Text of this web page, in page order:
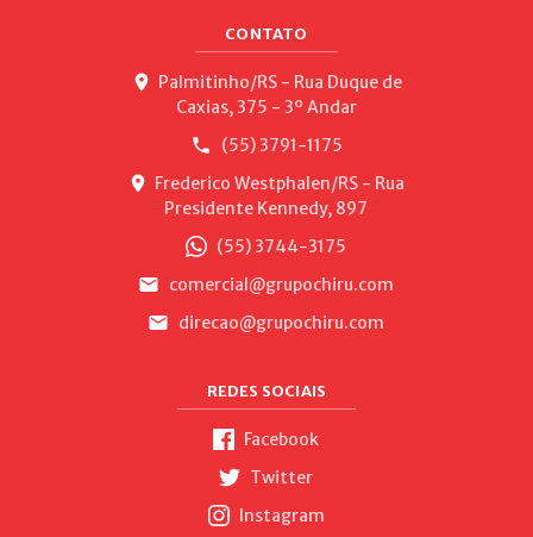
CONTATO
Palmitinho/RS - Rua Duque de
Caxias, 375 - 3º Andar
(55) 3791-1175
Frederico Westphalen/RS - Rua
Presidente Kennedy, 897
(55) 3744-3175
comercial@grupochiru.com
direcao@grupochiru.com
REDES SOCIAIS
Facebook
Twitter
Instagram